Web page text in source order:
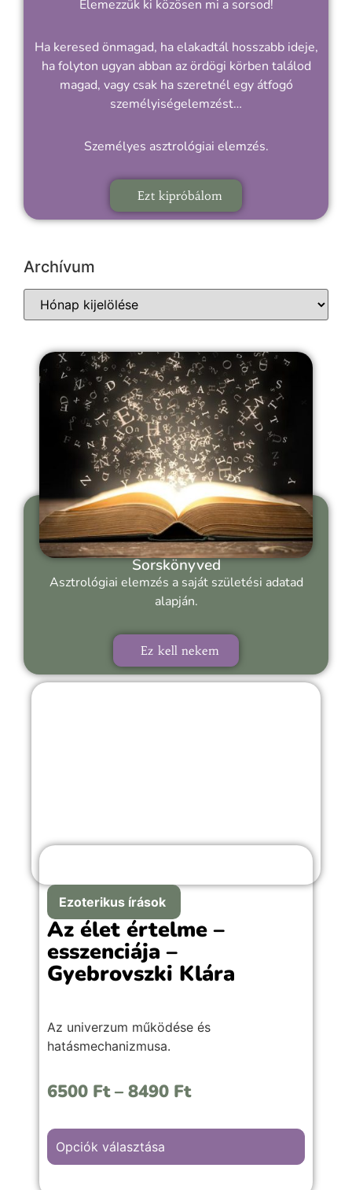
Elemezzük ki közösen mi a sorsod!
Ha keresed önmagad, ha elakadtál hosszabb ideje,
ha folyton ugyan abban az ördögi körben találod
magad, vagy csak ha szeretnél egy átfogó
személyiségelemzést…
Személyes asztrológiai elemzés.
Ezt kipróbálom
Archívum
Sorskönyved
Asztrológiai elemzés a saját születési adatad
alapján.
Ez kell nekem
Ezoterikus írások
Az élet értelme –
esszenciája –
Gyebrovszki Klára
Az univerzum működése és
hatásmechanizmusa.
6500 Ft – 8490 Ft
Opciók választása